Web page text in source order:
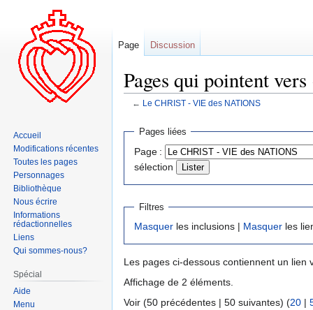
Pages qui pointent
← Le CHRIST - VIE des NATIONS
Aller
navigation
Aller
recherche
Pages liées
Page :
sélection
Filtres
Masquer les inclusions | Masquer les
Les pages ci-dessous contiennent un lien
Affichage de 2 éléments.
Voir (50 précédentes | 50 suivantes) (20 |
Page Discussion
Accueil
Modifications récentes
Toutes les pages
Personnages
Bibliothèque
Nous écrire
Informations
rédactionnelles
Liens
Qui sommes-nous?
Spécial
Aide
Menu